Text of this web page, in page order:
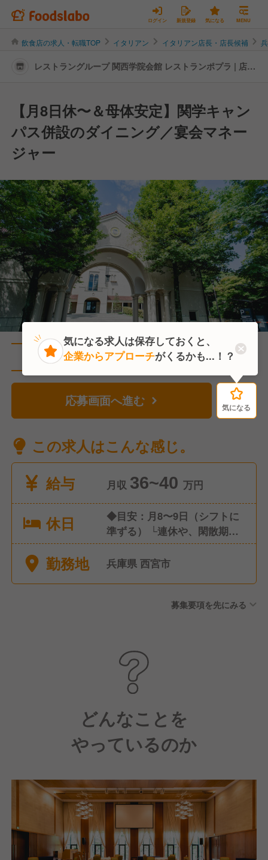
ログイン 新規登録 気になる MENU
飲食店の求人・転職TOP イタリアン イタリアン店長・店長候補
レストラングループ 関西学院会館 レストランポプラ | 店
【月8日休〜＆母体安定】関学キャン
パス併設のダイニング／宴会マネー
ジャー
直近2人がこの求人を検討中
応募画面へ進む 気になる
この求人はこんな感じ。
給与
月収 36~40 万円
休日
◆目安：月8〜9日（シフトに
準ずる） └連休や、閑散期の
土日お休みも取得可能！ ◆有
給休暇（法定通り支給） ◆産
休業（2024〜2025年度実績）
勤務地 兵庫県 西宮市
募集要項を先にみる
どんなことを
やっているのか
気になる
気になる求人は保存しておくと、
企業からアプローチがくるかも...！？